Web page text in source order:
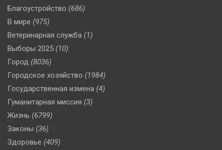
Благоустройство (686)
В мире (975)
Ветеринарная служба (1)
Выборы 2025 (10)
Город (8036)
Городское хозяйство (1984)
Государственная измена (4)
Гуманитарная миссия (3)
Жизнь (6799)
Законы (36)
Здоровье (409)